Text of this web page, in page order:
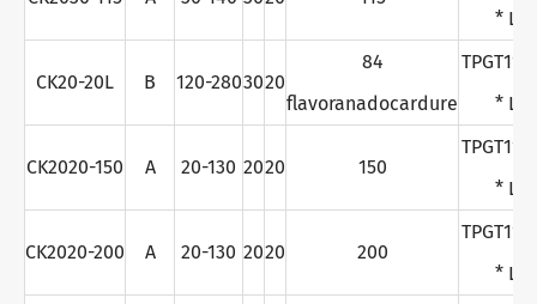
* L
CK20-20L B 120-2803020
84
flavoranadocardure
* L
CK2020-150 A 20-130 2020 150
* L
CK2020-200 A 20-130 2020 200
* L